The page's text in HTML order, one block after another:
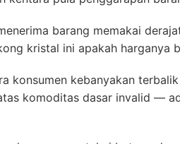
barang memakai
kristal ini apakah harganya
konsumen kebanyakan
komoditas dasar invalid —